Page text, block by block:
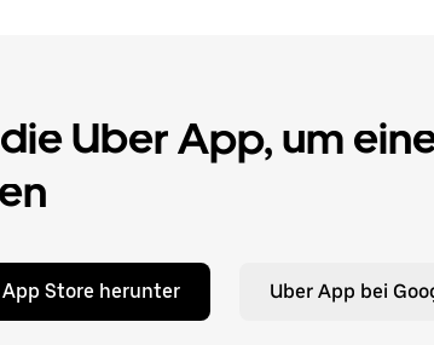
Uber App, um
App Store herunter Uber App bei